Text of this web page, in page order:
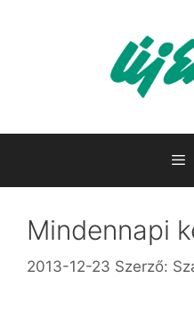
Mindennapi
2013-12-23 Szerző: